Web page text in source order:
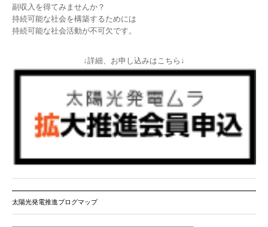
副収入を得てみませんか？
持続可能な社会を構築するためには
持続可能な社会活動が不可欠です。
↓詳細、お申し込みはこちら↓
太陽光発電推進ブログマップ